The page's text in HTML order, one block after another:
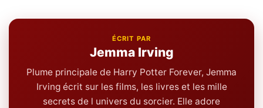
ÉCRIT PAR
Jemma Irving
Plume principale de Harry Potter Forever, Jemma
Irving écrit sur les films, les livres et les mille
secrets de l univers du sorcier. Elle adore